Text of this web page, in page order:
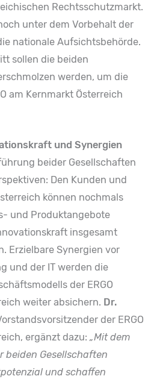
Rechtsschutzmarkt.
unter dem Vorbehalt der
nationale Aufsichtsbehörde.
sollen die beiden
werden, um die
am Kernmarkt Österreich
und Synergien
beider Gesellschaften
Den Kunden und
können nochmals
und Produktangebote
insgesamt
Erzielbare Synergien vor
und der IT werden die
der ERGO
weiter absichern. Dr.
der ERGO
ergänzt dazu: „Mit dem
beiden Gesellschaften
und schaffen